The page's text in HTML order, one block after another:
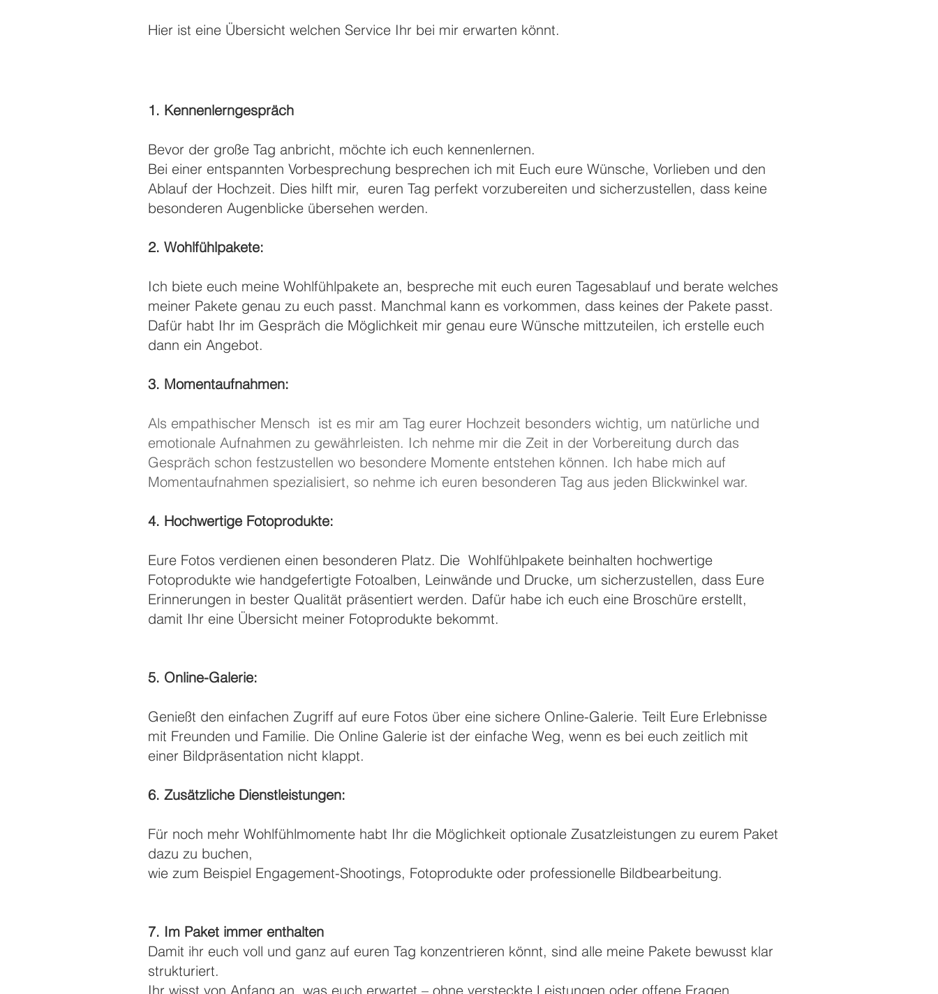
Hier ist eine Übersicht welchen Service Ihr bei mir erwarten könnt.
1. Kennenlerngespräch
Bevor der große Tag anbricht, möchte ich euch kennenlernen.
Bei einer entspannten Vorbesprechung besprechen ich mit Euch eure Wünsche, Vorlieben und den
Ablauf der Hochzeit. Dies hilft mir, euren Tag perfekt vorzubereiten und sicherzustellen, dass keine
besonderen Augenblicke übersehen werden.
2. Wohlfühlpakete:
Ich biete euch meine Wohlfühlpakete an, bespreche mit euch euren Tagesablauf und berate welches
meiner Pakete genau zu euch passt. Manchmal kann es vorkommen, dass keines der Pakete passt.
Dafür habt Ihr im Gespräch die Möglichkeit mir genau eure Wünsche mittzuteilen, ich erstelle euch
dann ein Angebot.
3. Momentaufnahmen:
Als empathischer Mensch ist es mir am Tag eurer Hochzeit besonders wichtig, um natürliche und
emotionale Aufnahmen zu gewährleisten. Ich nehme mir die Zeit in der Vorbereitung durch das
Gespräch schon festzustellen wo besondere Momente entstehen können. Ich habe mich auf
Momentaufnahmen spezialisiert, so nehme ich euren besonderen Tag aus jeden Blickwinkel war.
4. Hochwertige Fotoprodukte:
Eure Fotos verdienen einen besonderen Platz. Die Wohlfühlpakete beinhalten hochwertige
Fotoprodukte wie handgefertigte Fotoalben, Leinwände und Drucke, um sicherzustellen, dass Eure
Erinnerungen in bester Qualität präsentiert werden. Dafür habe ich euch eine Broschüre erstellt,
damit Ihr eine Übersicht meiner Fotoprodukte bekommt.
5. Online-Galerie:
Genießt den einfachen Zugriff auf eure Fotos über eine sichere Online-Galerie. Teilt Eure Erlebnisse
mit Freunden und Familie. Die Online Galerie ist der einfache Weg, wenn es bei euch zeitlich mit
einer Bildpräsentation nicht klappt.
6. Zusätzliche Dienstleistungen:
Für noch mehr Wohlfühlmomente habt Ihr die Möglichkeit optionale Zusatzleistungen zu eurem Paket
dazu zu buchen,
wie zum Beispiel Engagement-Shootings, Fotoprodukte oder professionelle Bildbearbeitung.
7. Im Paket immer enthalten
Damit ihr euch voll und ganz auf euren Tag konzentrieren könnt, sind alle meine Pakete bewusst klar
strukturiert.
Ihr wisst von Anfang an, was euch erwartet – ohne versteckte Leistungen oder offene Fragen.